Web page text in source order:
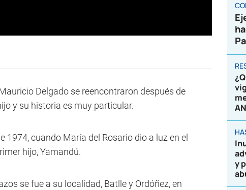
Delgado se reencontraron después de
y su historia es muy particular.
1974, cuando María del Rosario dio a luz en el
hijo, Yamandú.
se fue a su localidad, Batlle y Ordóñez, en
y